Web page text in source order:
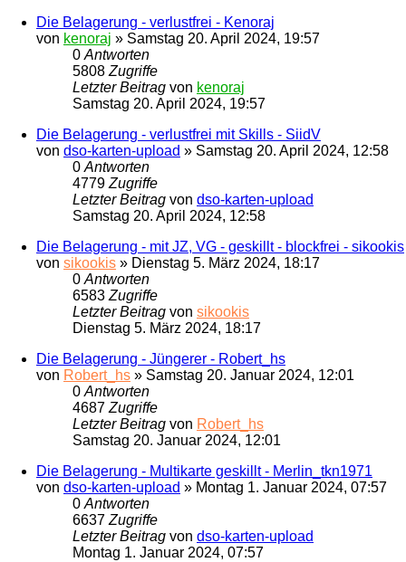
Die Belagerung - verlustfrei - Kenoraj
von kenoraj » Samstag 20. April 2024, 19:57
0Antworten
5808Zugriffe
Letzter Beitrag von kenoraj
Samstag 20. April 2024, 19:57
Die Belagerung - verlustfrei mit Skills - SiidV
von dso-karten-upload » Samstag 20. April 2024, 12:58
0Antworten
4779Zugriffe
Letzter Beitrag von dso-karten-upload
Samstag 20. April 2024, 12:58
Die Belagerung - mit JZ, VG - geskillt - blockfrei - sikookis
von sikookis » Dienstag 5. März 2024, 18:17
0Antworten
6583Zugriffe
Letzter Beitrag von sikookis
Dienstag 5. März 2024, 18:17
Die Belagerung - Jüngerer - Robert_hs
von Robert_hs » Samstag 20. Januar 2024, 12:01
0Antworten
4687Zugriffe
Letzter Beitrag von Robert_hs
Samstag 20. Januar 2024, 12:01
Die Belagerung - Multikarte geskillt - Merlin_tkn1971
von dso-karten-upload » Montag 1. Januar 2024, 07:57
0Antworten
6637Zugriffe
Letzter Beitrag von dso-karten-upload
Montag 1. Januar 2024, 07:57